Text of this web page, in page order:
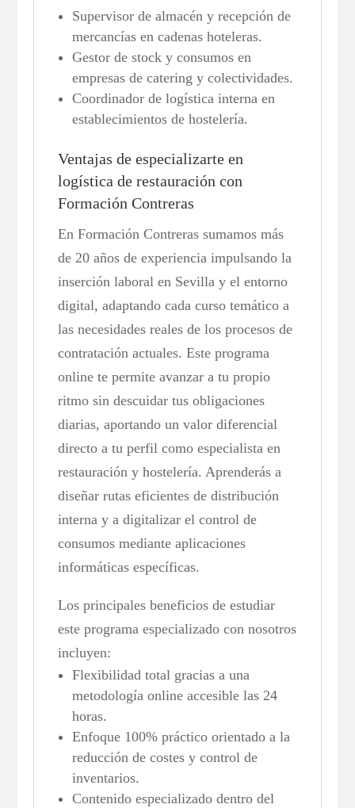
Supervisor de almacén y recepción de
mercancías en cadenas hoteleras.
Gestor de stock y consumos en
empresas de catering y colectividades.
Coordinador de logística interna en
establecimientos de hostelería.
Ventajas de especializarte en
logística de restauración con
Formación Contreras
En Formación Contreras sumamos más
de 20 años de experiencia impulsando la
inserción laboral en Sevilla y el entorno
digital, adaptando cada curso temático a
las necesidades reales de los procesos de
contratación actuales. Este programa
online te permite avanzar a tu propio
ritmo sin descuidar tus obligaciones
diarias, aportando un valor diferencial
directo a tu perfil como especialista en
restauración y hostelería. Aprenderás a
diseñar rutas eficientes de distribución
interna y a digitalizar el control de
consumos mediante aplicaciones
informáticas específicas.
Los principales beneficios de estudiar
este programa especializado con nosotros
incluyen:
Flexibilidad total gracias a una
metodología online accesible las 24
horas.
Enfoque 100% práctico orientado a la
reducción de costes y control de
inventarios.
Contenido especializado dentro del